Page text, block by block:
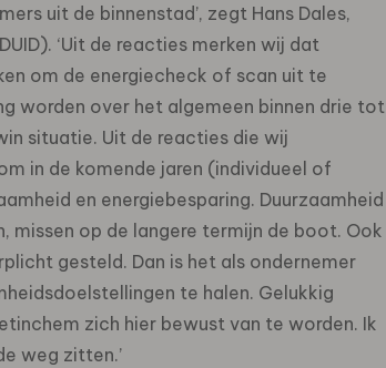
uit de binnenstad’, zegt Hans Dales,
‘Uit de reacties merken wij dat
om de energiecheck of scan uit te
worden over het algemeen binnen drie tot
situatie. Uit de reacties die wij
in de komende jaren (individueel of
en energiebesparing. Duurzaamheid
missen op de langere termijn de boot. Ook
gesteld. Dan is het als ondernemer
te halen. Gelukkig
zich hier bewust van te worden. Ik
weg zitten.’